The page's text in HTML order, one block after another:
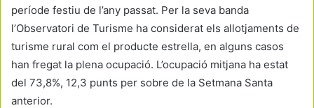
període festiu de l’any passat. Per la seva banda
l’Observatori de Turisme ha considerat els allotjaments de
turisme rural com el producte estrella, en alguns casos
han fregat la plena ocupació. L’ocupació mitjana ha estat
del 73,8%, 12,3 punts per sobre de la Setmana Santa
anterior.